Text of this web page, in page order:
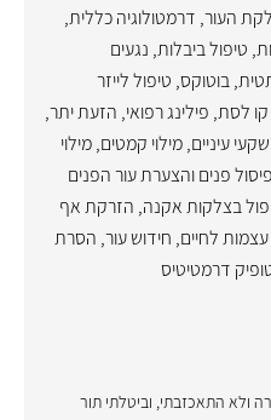
העור, דרמטולוגיה כללית,
, טיפול ביבלות, נגעים
,בוטוקס, טיפול לייזר
קו לסת, פילינג רפואי, הזעת יתר,
עיניים,מילוי קמטים,מילוי
פיסול פנים והצערת עור הפנים
בצלקות אקנה, הזרקת אף
עצמות לחיים, חידוש עור, הסרת
דרמטיטיס
ולא התאכזבתי, וביטלתי תור